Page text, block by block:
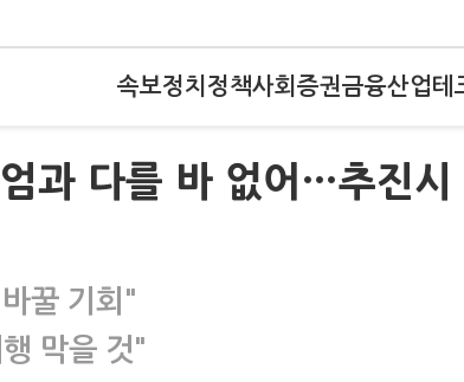
속보정치 정책사회 증권금융산업테
과 다를 바 없어…추진시
꿀 기회"
막을 것"